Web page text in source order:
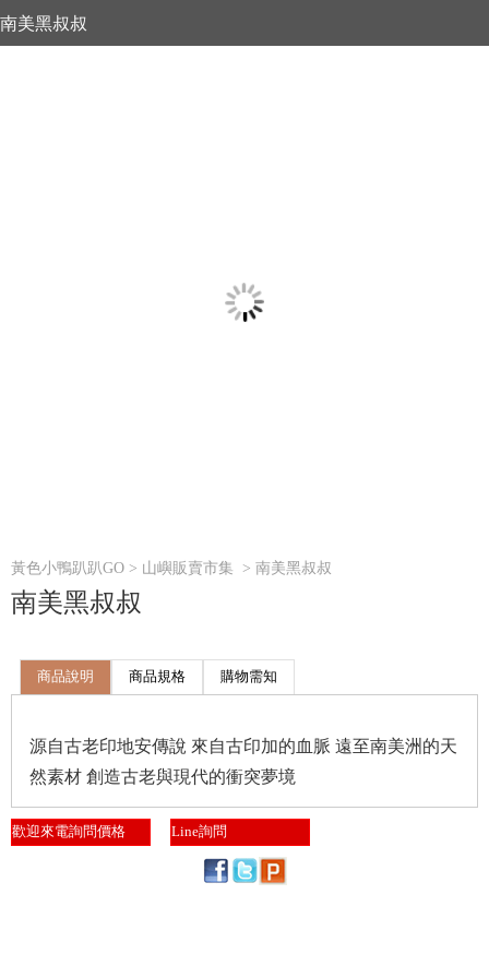
南美黑叔叔
黃色小鴨趴趴GO > 山嶼販賣市集 > 南美黑叔叔
南美黑叔叔
商品說明 商品規格 購物需知
源自古老印地安傳說 來自古印加的血脈 遠至南美洲的天
然素材 創造古老與現代的衝突夢境
歡迎來電詢問價格 Line詢問